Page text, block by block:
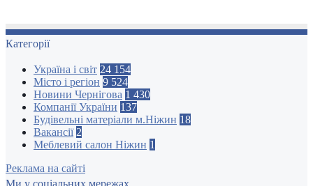
Категорії
Україна і світ 24 154
Місто і регіон 9 524
Новини Чернігова 1 430
Компанії України 137
Будівельні матеріали м.Ніжин 18
Вакансії 2
Меблевий салон Ніжин 1
Реклама на сайті